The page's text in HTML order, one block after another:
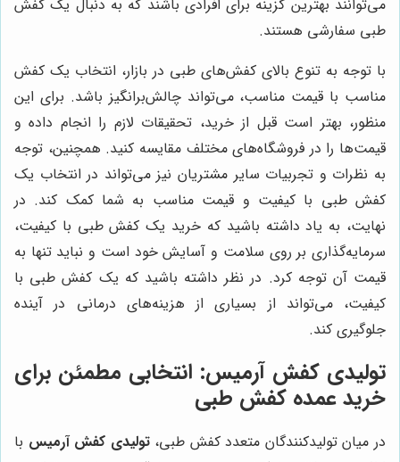
می‌توانند بهترین گزینه برای افرادی باشند که به دنبال یک کفش
طبی سفارشی هستند.
با توجه به تنوع بالای کفش‌های طبی در بازار، انتخاب یک کفش
مناسب با قیمت مناسب، می‌تواند چالش‌برانگیز باشد. برای این
منظور، بهتر است قبل از خرید، تحقیقات لازم را انجام داده و
قیمت‌ها را در فروشگاه‌های مختلف مقایسه کنید. همچنین، توجه
به نظرات و تجربیات سایر مشتریان نیز می‌تواند در انتخاب یک
کفش طبی با کیفیت و قیمت مناسب به شما کمک کند. در
نهایت، به یاد داشته باشید که خرید یک کفش طبی با کیفیت،
سرمایه‌گذاری بر روی سلامت و آسایش خود است و نباید تنها به
قیمت آن توجه کرد. در نظر داشته باشید که یک کفش طبی با
کیفیت، می‌تواند از بسیاری از هزینه‌های درمانی در آینده
جلوگیری کند.
تولیدی کفش آرمیس: انتخابی مطمئن برای
خرید عمده کفش طبی
در میان تولیدکنندگان متعدد کفش طبی،تولیدی کفش آرمیس با